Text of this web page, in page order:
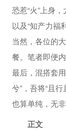
恐惹“火”上身
以及“知产力福
当然，各位的
餐。笔者即便
最后，混搭套
兮”，吾将“且
也算单纯，无
正文